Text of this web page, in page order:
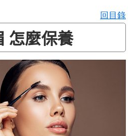
回目錄
怎麼保養